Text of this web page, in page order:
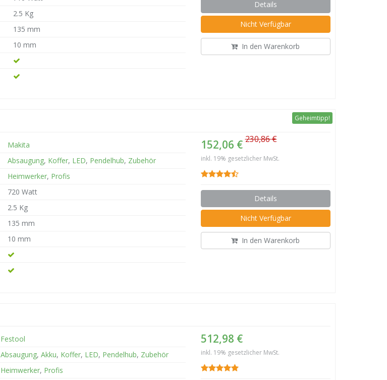
Details
Nicht Verfügbar
In den Warenkorb
2.5 Kg
135 mm
10 mm
Geheimtipp!
152,06 €230,86 €
inkl. 19% gesetzlicher MwSt.
Details
Nicht Verfügbar
In den Warenkorb
Makita
Absaugung, Koffer, LED, Pendelhub, Zubehör
Heimwerker, Profis
720 Watt
2.5 Kg
135 mm
10 mm
512,98 €
inkl. 19% gesetzlicher MwSt.
Festool
Absaugung, Akku, Koffer, LED, Pendelhub, Zubehör
Heimwerker, Profis